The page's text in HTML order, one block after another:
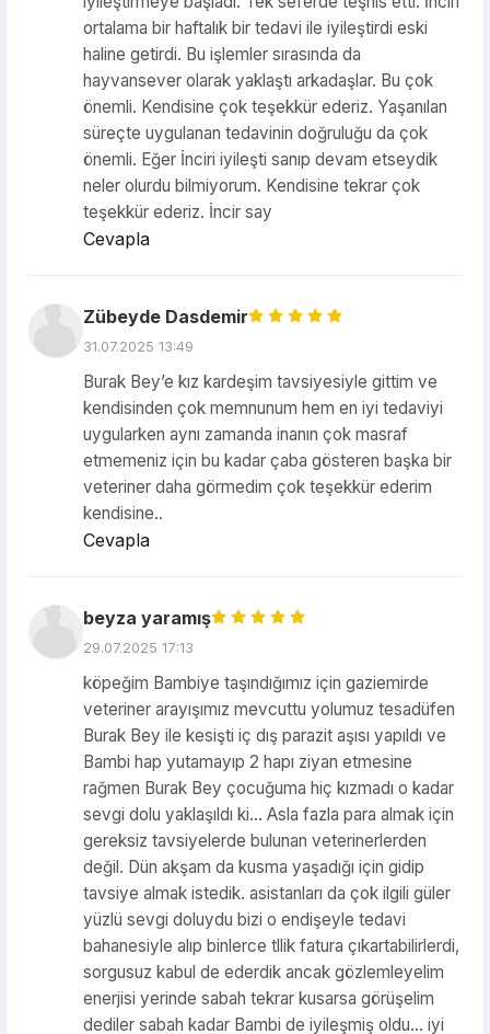
ortalama bir haftalık bir tedavi ile iyileştirdi eski
haline getirdi. Bu işlemler sırasında da
hayvansever olarak yaklaştı arkadaşlar. Bu çok
önemli. Kendisine çok teşekkür ederiz. Yaşanılan
süreçte uygulanan tedavinin doğruluğu da çok
önemli. Eğer İnciri iyileşti sanıp devam etseydik
neler olurdu bilmiyorum. Kendisine tekrar çok
teşekkür ederiz. İncir say
Cevapla
Zübeyde Dasdemir
31.07.2025 13:49
Burak Bey’e kız kardeşim tavsiyesiyle gittim ve
kendisinden çok memnunum hem en iyi tedaviyi
uygularken aynı zamanda inanın çok masraf
etmemeniz için bu kadar çaba gösteren başka bir
veteriner daha görmedim çok teşekkür ederim
kendisine..
Cevapla
beyza yaramış
29.07.2025 17:13
köpeğim Bambiye taşındığımız için gaziemirde
veteriner arayışımız mevcuttu yolumuz tesadüfen
Burak Bey ile kesişti iç dış parazit aşısı yapıldı ve
Bambi hap yutamayıp 2 hapı ziyan etmesine
rağmen Burak Bey çocuğuma hiç kızmadı o kadar
sevgi dolu yaklaşıldı ki... Asla fazla para almak için
gereksiz tavsiyelerde bulunan veterinerlerden
değil. Dün akşam da kusma yaşadığı için gidip
tavsiye almak istedik. asistanları da çok ilgili güler
yüzlü sevgi doluydu bizi o endişeyle tedavi
bahanesiyle alıp binlerce tllik fatura çıkartabilirlerdi,
sorgusuz kabul de ederdik ancak gözlemleyelim
enerjisi yerinde sabah tekrar kusarsa görüşelim
dediler sabah kadar Bambi de iyileşmiş oldu... iyi